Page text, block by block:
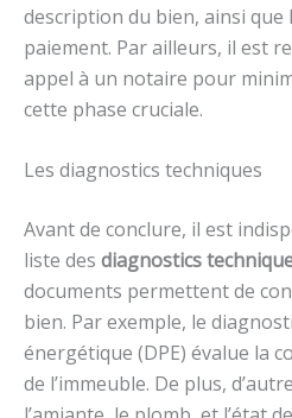
description du bien, ainsi que
paiement. Par ailleurs, il est
appel à un notaire pour
cette phase cruciale.
Les diagnostics techniques
Avant de conclure, il est
liste des diagnostics
documents permettent de
bien. Par exemple, le
énergétique (DPE) évalue la
de l’immeuble. De plus,